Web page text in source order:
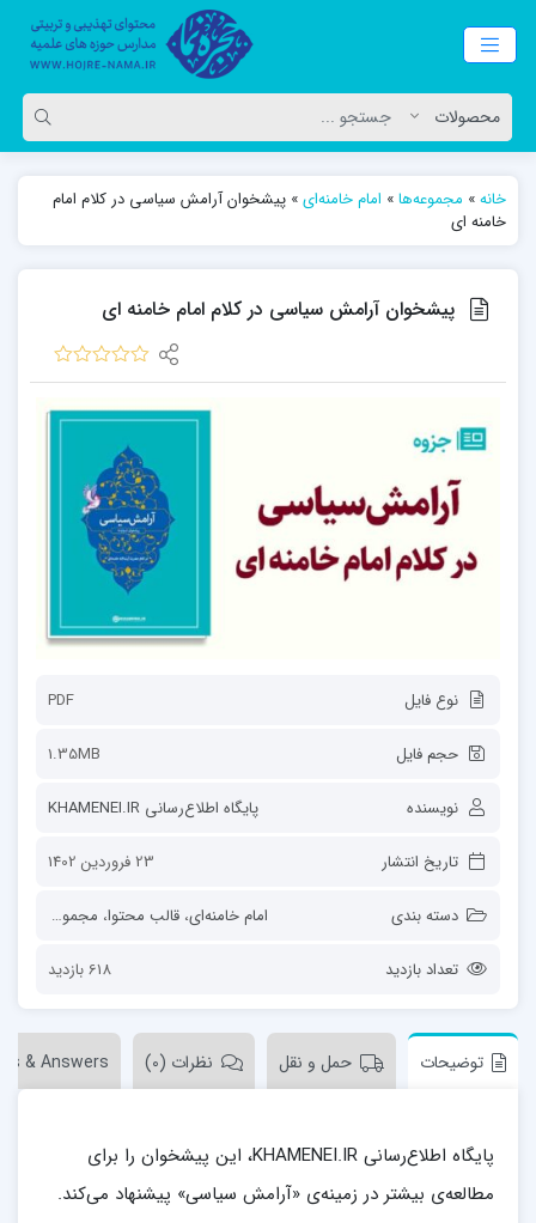
خانه» مجموعه‌ها» امام خامنه‌ای» پیشخوان آرامش سیاسی در کلام امام
خامنه ای
پیشخوان آرامش سیاسی در کلام امام خامنه ای
نوع فایل PDF
حجم فایل 1.35MB
نویسنده پايگاه اطلاع‌رسانی KHAMENEI.IR
تاریخ انتشار 23 فروردین 1402
دسته بندی امام خامنه‌ای، قالب محتوا، مجموعه‌ها
تعداد بازدید 618 بازدید
توضیحات حمل و نقل نظرات (0) & Answers
پایگاه اطلاع‌رسانی KHAMENEI.IR، این پیشخوان را برای
مطالعه‌ی بیشتر در زمینه‌ی «آرامش سیاسی» پیشنهاد می‌کند.